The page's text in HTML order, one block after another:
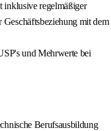
inklusive regelmäßiger
mit dem
und Mehrwerte bei
Berufsausbildung